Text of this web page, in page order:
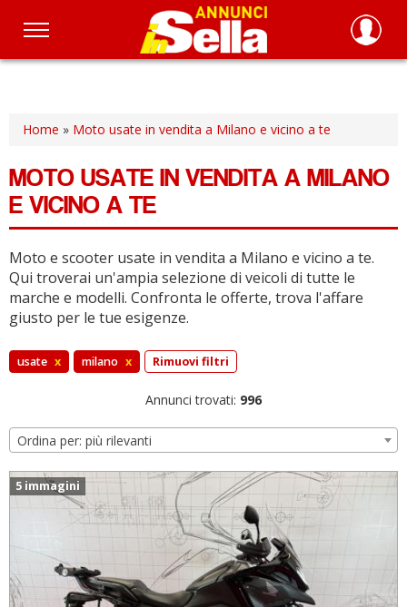
Salta
principale
Home » Moto usate in vendita a Milano e vicino a te
MOTO USATE IN VENDITA A MILANO
E VICINO A TE
Moto e scooter usate in vendita a Milano e vicino a te.
Qui troverai un'ampia selezione di veicoli di tutte le
marche e modelli. Confronta le offerte, trova l'affare
giusto per le tue esigenze.
usate x milano x Rimuovi filtri
Annunci trovati: 996
Ordina per: più rilevanti
5 immagini